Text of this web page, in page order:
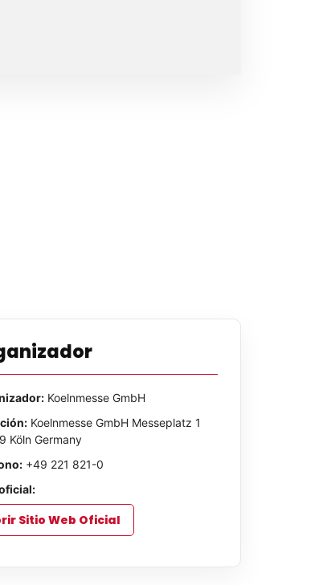
Koelnmesse GmbH
Koelnmesse GmbH Messeplatz 1
Köln Germany
+49 221 821-0
Sitio Web Oficial